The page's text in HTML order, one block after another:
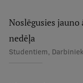
Identitāte
RSU fonds
Noslēgusies
nedēļa
Studentiem,